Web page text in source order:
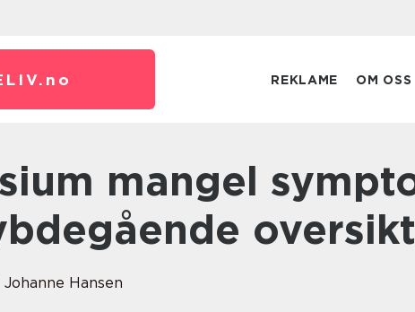
no REKLAME OM OSS
oversikt
Johanne Hansen